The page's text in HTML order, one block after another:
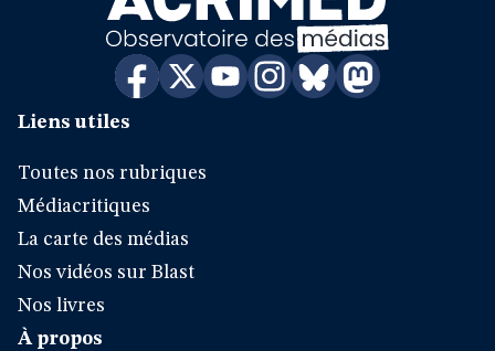
Liens utiles
Toutes nos rubriques
Médiacritiques
La carte des médias
Nos vidéos sur Blast
Nos livres
À propos